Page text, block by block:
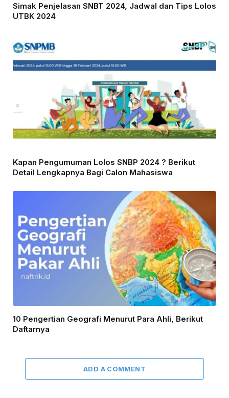
Simak Penjelasan SNBT 2024, Jadwal dan Tips Lolos
UTBK 2024
Kapan Pengumuman Lolos SNBP 2024 ? Berikut
Detail Lengkapnya Bagi Calon Mahasiswa
10 Pengertian Geografi Menurut Para Ahli, Berikut
Daftarnya
ADD A COMMENT